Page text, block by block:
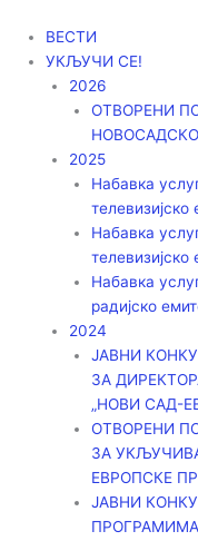
садржај
ВЕСТИ
УКЉУЧИ СЕ!
2026
ОТВОРЕНИ
2025
Набавка
Набавка
Набавка
радијско
2024
ЈАВНИ
ЗА
„НОВИ САД-
ОТВОРЕНИ
ЗА
ЕВРОПСКЕ
ЈАВНИ
ПРОГРАМИМА